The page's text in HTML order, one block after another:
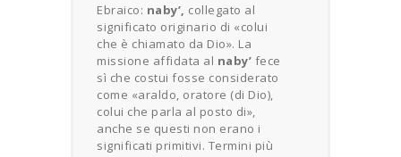
Ebraico: naby’, collegato al
significato originario di «colui
che è chiamato da Dio». La
missione affidata al naby’ fece
sì che costui fosse considerato
come «araldo, oratore (di Dio),
colui che parla al posto di»,
anche se questi non erano i
significati primitivi. Termini più